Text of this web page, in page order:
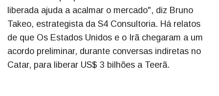
liberada ajuda a acalmar o mercado", diz Bruno
Takeo, estrategista da S4 Consultoria. Há relatos
de que Os Estados Unidos e o Irã chegaram a um
acordo preliminar, durante conversas indiretas no
Catar, para liberar US$ 3 bilhões a Teerã.